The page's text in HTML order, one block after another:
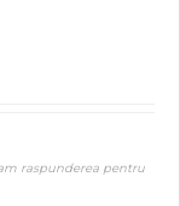
raspunderea pentru